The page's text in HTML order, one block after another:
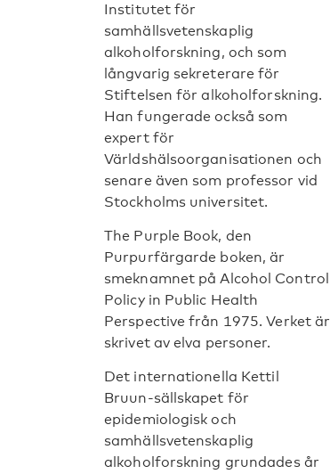
Institutet för
samhällsvetenskaplig
alkoholforskning, och som
långvarig sekreterare för
Stiftelsen för alkoholforskning.
Han fungerade också som
expert för
Världshälsoorganisationen och
senare även som professor vid
Stockholms universitet.
The Purple Book, den
Purpurfärgarde boken, är
smeknamnet på Alcohol Control
Policy in Public Health
Perspective från 1975. Verket är
skrivet av elva personer.
Det internationella Kettil
Bruun-sällskapet för
epidemiologisk och
samhällsvetenskaplig
alkoholforskning grundades år